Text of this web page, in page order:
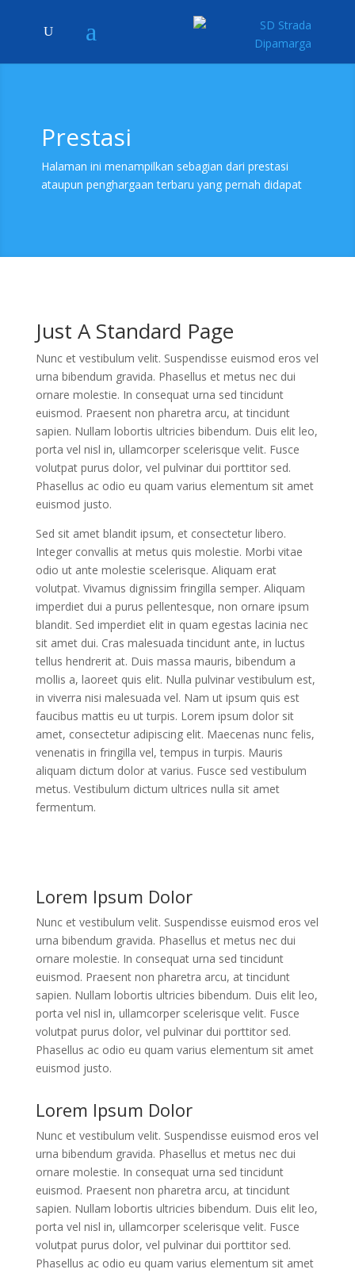
Prestasi
Halaman ini menampilkan sebagian dari prestasi
ataupun penghargaan terbaru yang pernah didapat
Just A Standard Page
Nunc et vestibulum velit. Suspendisse euismod eros vel
urna bibendum gravida. Phasellus et metus nec dui
ornare molestie. In consequat urna sed tincidunt
euismod. Praesent non pharetra arcu, at tincidunt
sapien. Nullam lobortis ultricies bibendum. Duis elit leo,
porta vel nisl in, ullamcorper scelerisque velit. Fusce
volutpat purus dolor, vel pulvinar dui porttitor sed.
Phasellus ac odio eu quam varius elementum sit amet
euismod justo.
Sed sit amet blandit ipsum, et consectetur libero.
Integer convallis at metus quis molestie. Morbi vitae
odio ut ante molestie scelerisque. Aliquam erat
volutpat. Vivamus dignissim fringilla semper. Aliquam
imperdiet dui a purus pellentesque, non ornare ipsum
blandit. Sed imperdiet elit in quam egestas lacinia nec
sit amet dui. Cras malesuada tincidunt ante, in luctus
tellus hendrerit at. Duis massa mauris, bibendum a
mollis a, laoreet quis elit. Nulla pulvinar vestibulum est,
in viverra nisi malesuada vel. Nam ut ipsum quis est
faucibus mattis eu ut turpis. Lorem ipsum dolor sit
amet, consectetur adipiscing elit. Maecenas nunc felis,
venenatis in fringilla vel, tempus in turpis. Mauris
aliquam dictum dolor at varius. Fusce sed vestibulum
metus. Vestibulum dictum ultrices nulla sit amet
fermentum.
Lorem Ipsum Dolor
Nunc et vestibulum velit. Suspendisse euismod eros vel
urna bibendum gravida. Phasellus et metus nec dui
ornare molestie. In consequat urna sed tincidunt
euismod. Praesent non pharetra arcu, at tincidunt
sapien. Nullam lobortis ultricies bibendum. Duis elit leo,
porta vel nisl in, ullamcorper scelerisque velit. Fusce
volutpat purus dolor, vel pulvinar dui porttitor sed.
Phasellus ac odio eu quam varius elementum sit amet
euismod justo.
Lorem Ipsum Dolor
Nunc et vestibulum velit. Suspendisse euismod eros vel
urna bibendum gravida. Phasellus et metus nec dui
ornare molestie. In consequat urna sed tincidunt
euismod. Praesent non pharetra arcu, at tincidunt
sapien. Nullam lobortis ultricies bibendum. Duis elit leo,
porta vel nisl in, ullamcorper scelerisque velit. Fusce
volutpat purus dolor, vel pulvinar dui porttitor sed.
Phasellus ac odio eu quam varius elementum sit amet